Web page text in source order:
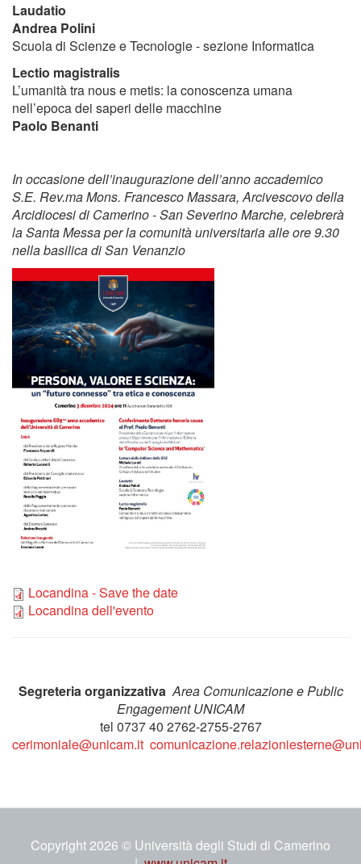
Laudatio
Andrea Polini
Scuola di Scienze e Tecnologie - sezione Informatica
Lectio magistralis
L’umanità tra nous e metis: la conoscenza umana
nell’epoca dei saperi delle macchine
Paolo Benanti
In occasione dell’inaugurazione dell’anno accademico
S.E. Rev.ma Mons. Francesco Massara, Arcivescovo della
Arcidiocesi di Camerino - San Severino Marche, celebrerà
la Santa Messa per la comunità universitaria alle ore 9.30
nella basilica di San Venanzio
Locandina - Save the date
Locandina dell'evento
Segreteria organizzativaArea Comunicazione e Public
Engagement UNICAM
tel 0737 40 2762-2755-2767
cerimoniale@unicam.it
Copyright 2026 © Università degli Studi di Camerino